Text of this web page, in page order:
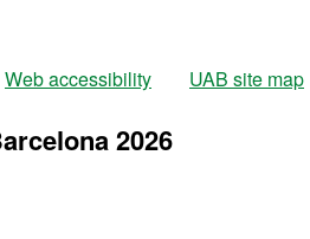
Web accessibility UAB site map
2026